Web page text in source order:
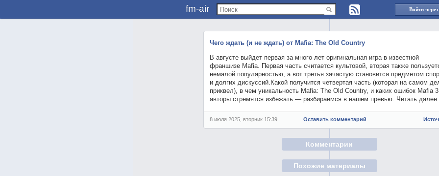
fm-air Войти
Чего ждать (и не ждать) от Mafia: The Old Country
В августе выйдет первая за много лет оригинальная игра в известной
франшизе Mafia. Первая часть считается культовой, вторая также
немалой популярностью, а вот третья зачастую становится предметом
и долгих дискуссий.Какой получится четвертая часть (которая на самом
приквел), в чем уникальность Mafia: The Old Country, и каких ошибок Mafia 3
авторы стремятся избежать — разбираемся в нашем превью. Читать далее
8 июля 2025, вторник 15:39 Оставить комментарий
Комментарии
Похожие материалы